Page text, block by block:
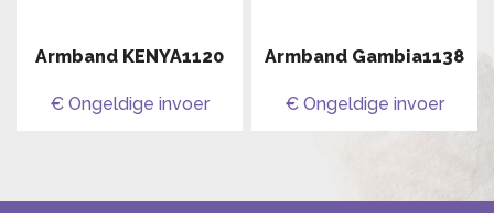
Armband KENYA1120
€ Ongeldige invoer
Armband Gambia1138
€ Ongeldige invoer